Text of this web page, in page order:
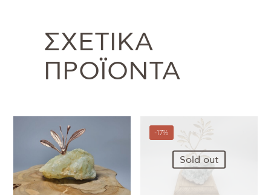
ΣΧΕΤΙΚΆ
ΠΡΟΪΌΝΤΑ
-17%
Sold out